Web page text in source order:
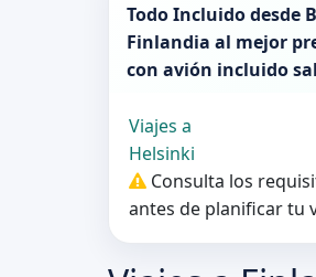
Todo Incluido desde
Finlandia al mejor
con avión incluido
Viajes a
Helsinki
Consulta los
antes de planificar tu